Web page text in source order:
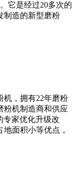
它是经过20多次的
制造的新型磨粉
机，拥有22年磨粉
粉机制造商和供应
专家优化升级改
面积小等优点，